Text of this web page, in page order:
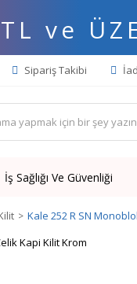
ve
Sipariş Takibi
İş Sağlığı Ve Güvenliği
Kale 252 R SN